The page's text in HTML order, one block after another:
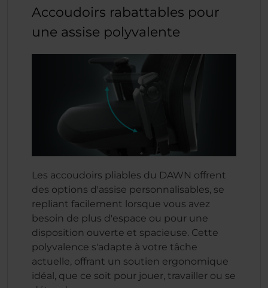
Accoudoirs rabattables pour
une assise polyvalente
Les accoudoirs pliables du DAWN offrent
des options d'assise personnalisables, se
repliant facilement lorsque vous avez
besoin de plus d'espace ou pour une
disposition ouverte et spacieuse. Cette
polyvalence s'adapte à votre tâche
actuelle, offrant un soutien ergonomique
idéal, que ce soit pour jouer, travailler ou se